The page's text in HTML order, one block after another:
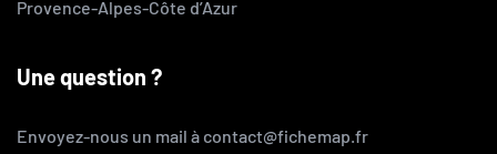
Provence-Alpes-Côte d’Azur
Une question ?
Envoyez-nous un mail à contact@fichemap.fr